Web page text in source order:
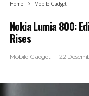
Home Mobile Gadget
Nokia Lumia 800:
Rises
Mobile Gadget · 22